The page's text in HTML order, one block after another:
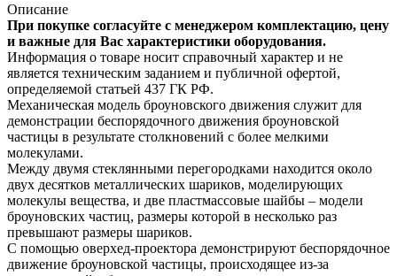
Описание
При покупке согласуйте с менеджером комплектацию, цену
и важные для Вас характеристики оборудования.
Информация о товаре носит справочный характер и не
является техническим заданием и публичной офертой,
определяемой статьей 437 ГК РФ.
Механическая модель броуновского движения служит для
демонстрации беспорядочного движения броуновской
частицы в результате столкновений с более мелкими
молекулами.
Между двумя стеклянными перегородками находится около
двух десятков металлических шариков, моделирующих
молекулы вещества, и две пластмассовые шайбы – модели
броуновских частиц, размеры которой в несколько раз
превышают размеры шариков.
С помощью оверхед-проектора демонстрируют беспорядочное
движение броуновской частицы, происходящее из-за